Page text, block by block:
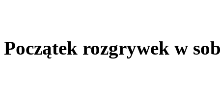
Początek rozgrywek w